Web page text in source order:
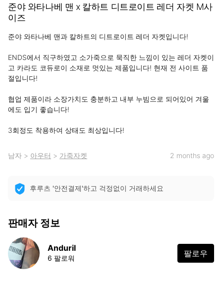
준야 와타나베 맨 x 칼하트 디트로이트 레더 자켓 M사
이즈
준야 와타나베 맨과 칼하트의 디트로이트 레더 자켓입니다!
ENDS에서 직구하였고 소가죽으로 묵직한 느낌이 있는 레더 자켓이
고 카라도 코듀로이 소재로 멋있는 제품입니다! 현재 전 사이트 품
절입니다!
협업 제품이라 소장가치도 충분하고 내부 누빔으로 되어있어 겨울
에도 입기 좋습니다!
3회정도 착용하여 상태도 최상입니다!
남자 > 아우터 > 가죽자켓 2 months ago
후루츠 '안전결제'하고 걱정없이 거래하세요
판매자 정보
Anduril
6 팔로워 팔로우